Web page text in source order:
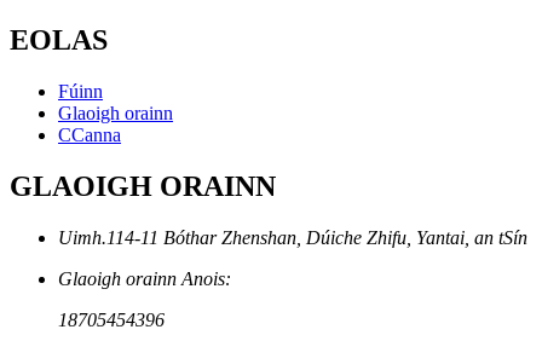
EOLAS
Fúinn
Glaoigh orainn
CCanna
GLAOIGH ORAINN
Uimh.114-11 Bóthar Zhenshan, Dúiche Zhifu, Yantai, an tSín
Glaoigh orainn Anois:
18705454396